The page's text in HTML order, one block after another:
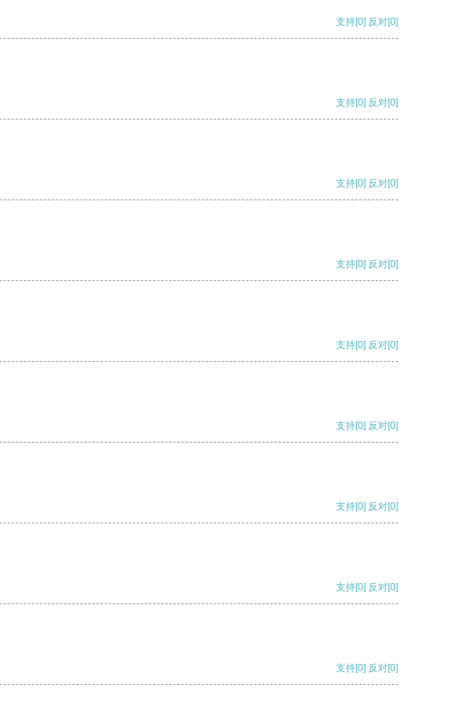
支持[0] 反对[0]
支持[0] 反对[0]
支持[0] 反对[0]
支持[0] 反对[0]
支持[0] 反对[0]
支持[0] 反对[0]
支持[0] 反对[0]
支持[0] 反对[0]
支持[0] 反对[0]